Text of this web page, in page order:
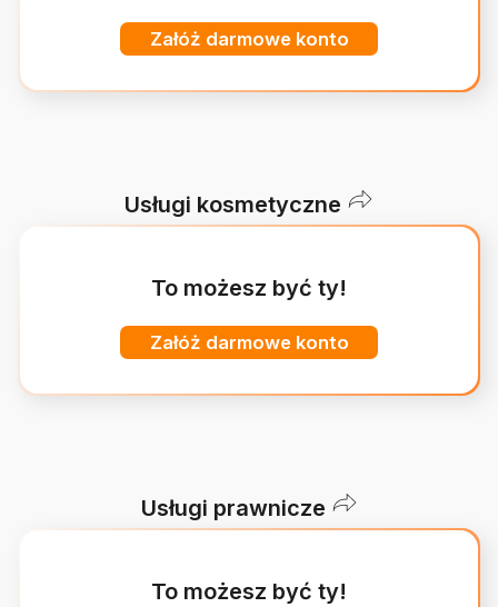
Załóż darmowe konto
Usługi kosmetyczne
To możesz być ty!
Załóż darmowe konto
Usługi prawnicze
To możesz być ty!